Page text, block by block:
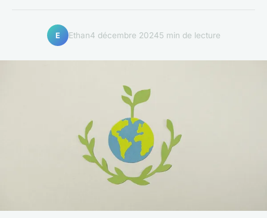
E Ethan4 décembre 20245 min de lecture